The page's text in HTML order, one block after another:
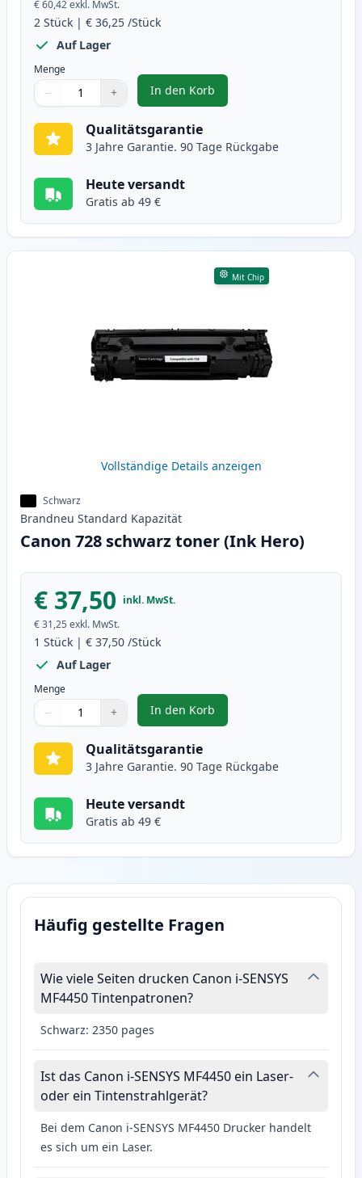
€ 60,42exkl. MwSt.
2 Stück | € 36,25 /Stück
Auf Lager
Menge
Verwenden Sie die Tasten, um anzupassen
− +
1
In den Korb
, 2 stück Canon 728 schwarz
Qualitätsgarantie
3 Jahre Garantie. 90 Tage Rückgabe
Heute versandt
Gratis ab 49 €
Mit Chip
Vollständige Details anzeigen
Schwarz
Brandneu Standard Kapazität
Canon 728 schwarz toner (Ink Hero)
€ 37,50 inkl. MwSt.
€ 31,25 exkl. MwSt.
1 Stück | € 37,50 /Stück
Auf Lager
Menge
Verwenden Sie die Tasten, um anzupassen
− +
1
In den Korb
, Canon 728 schwarz toner (Ink
Qualitätsgarantie
3 Jahre Garantie. 90 Tage Rückgabe
Heute versandt
Gratis ab 49 €
Häufig gestellte Fragen
Wie viele Seiten drucken Canon i-SENSYS
MF4450 Tintenpatronen?
Schwarz: 2350 pages
Ist das Canon i-SENSYS MF4450 ein Laser-
oder ein Tintenstrahlgerät?
Bei dem Canon i-SENSYS MF4450 Drucker handelt
es sich um ein Laser.